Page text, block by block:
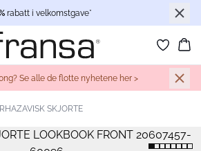
rabatt i velkomstgave*
Se alle de flotte nyhetene her >
SKJORTE